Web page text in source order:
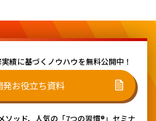
績に基づく ノウハウを無料公開中！
発お役立ち資料
ッド、 人気の「7つの習慣®」セミナ